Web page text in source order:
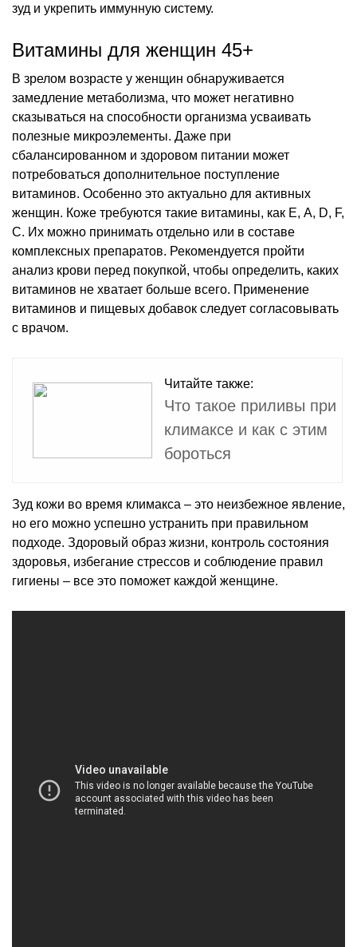
зуд и укрепить иммунную систему.
Витамины для женщин 45+
В зрелом возрасте у женщин обнаруживается
замедление метаболизма, что может негативно
сказываться на способности организма усваивать
полезные микроэлементы. Даже при
сбалансированном и здоровом питании может
потребоваться дополнительное поступление
витаминов. Особенно это актуально для активных
женщин. Коже требуются такие витамины, как E, А, D, F,
C. Их можно принимать отдельно или в составе
комплексных препаратов. Рекомендуется пройти
анализ крови перед покупкой, чтобы определить, каких
витаминов не хватает больше всего. Применение
витаминов и пищевых добавок следует согласовывать
с врачом.
Читайте также:
Что такое приливы при
климаксе и как с этим
бороться
Зуд кожи во время климакса – это неизбежное явление,
но его можно успешно устранить при правильном
подходе. Здоровый образ жизни, контроль состояния
здоровья, избегание стрессов и соблюдение правил
гигиены – все это поможет каждой женщине.